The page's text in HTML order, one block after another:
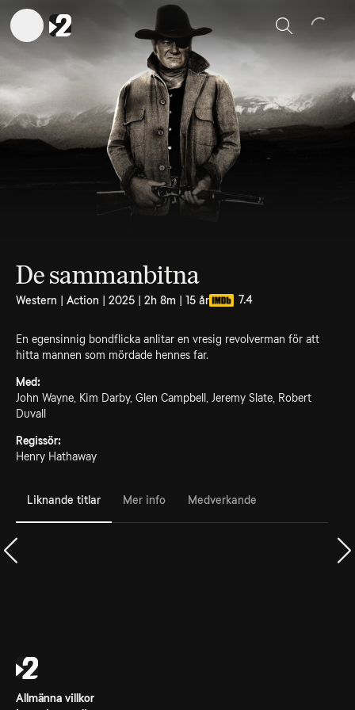
Sök
De sammanbitna
Western | Action | 2025 | 2h 8m | 15 år 7.4
En egensinnig bondflicka anlitar en vresig revolverman för att
hitta mannen som mördade hennes far.
Med:
John Wayne, Kim Darby, Glen Campbell, Jeremy Slate, Robert
Duvall
Regissör:
Henry Hathaway
Liknande titlar Mer info Medverkande
Allmänna villkor